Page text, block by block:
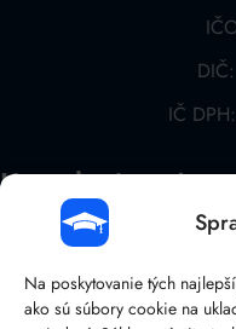
Na poskytovanie tých
ako sú súbory cookie na
IČ
Kontaktujte nás
+421 905 758 569
academy@brainit.com